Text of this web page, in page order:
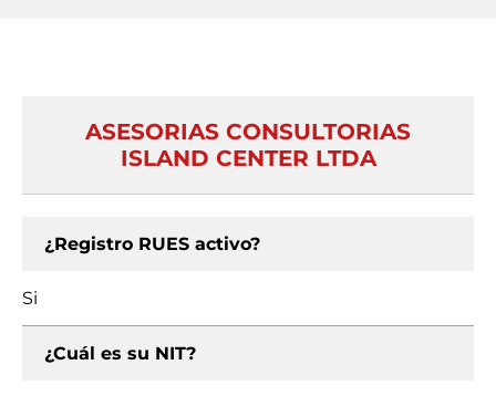
ASESORIAS CONSULTORIAS
ISLAND CENTER LTDA
¿Registro RUES activo?
Si
¿Cuál es su NIT?